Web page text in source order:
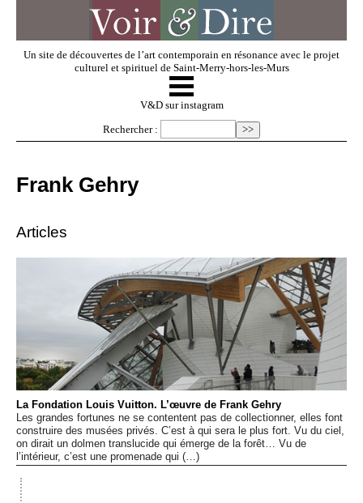
Un site de découvertes de l’art contemporain en résonance avec le projet
culturel et spirituel de Saint-Merry-hors-les-Murs
V & D
Regarder
Dossiers
Événements
Sacré
☰
V&D sur instagram
Rechercher :
Frank Gehry
Articles
La Fondation Louis Vuitton. L’œuvre de Frank Gehry
Les grandes fortunes ne se contentent pas de collectionner, elles font
construire des musées privés. C’est à qui sera le plus fort. Vu du ciel,
on dirait un dolmen translucide qui émerge de la forêt… Vu de
l’intérieur, c’est une promenade qui (…)